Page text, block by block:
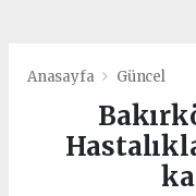
Anasayfa Güncel